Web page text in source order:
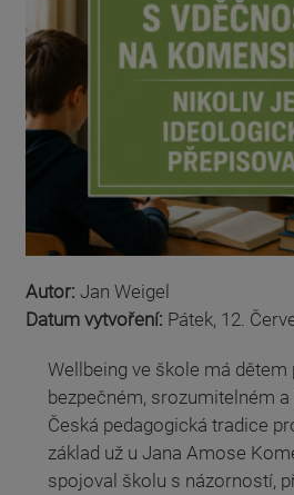
Autor: Jan Weigel
Datum vytvoření: Pátek, 12.
Wellbeing ve škole má
bezpečném, srozumitelném
Česká pedagogická tradice
základ už u Jana Amose
spojoval školu s názorností,